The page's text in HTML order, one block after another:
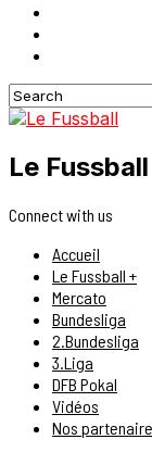
Le Fussball
Connect with us
Accueil
Le Fussball +
Mercato
Bundesliga
2.Bundesliga
3.Liga
DFB Pokal
Vidéos
Nos